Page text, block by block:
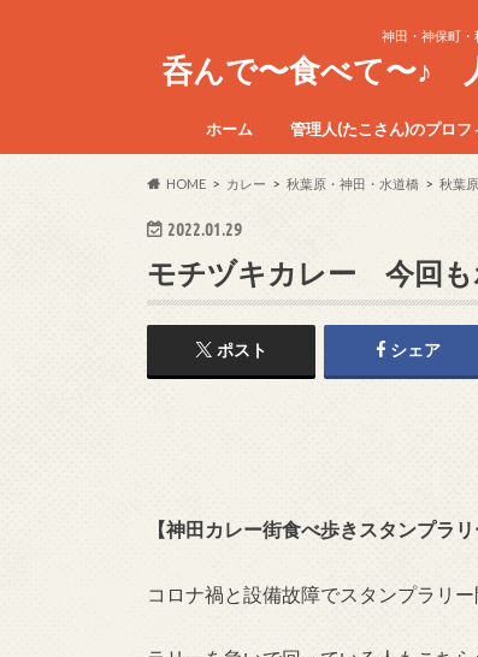
神田・神保町
呑んで〜食べて〜♪
ホーム 管理人(たこさん)のプロフ
HOME カレー 秋葉原・神田・水道橋 秋葉原
2022.01.29
モチヅキカレー 今回も
ポスト シェア
【神田カレー街食べ歩きスタンプラ
コロナ禍と設備故障でスタンプラリ